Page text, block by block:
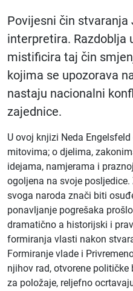
Povijesni čin
interpretira. Razdoblja
mistificira taj čin
kojima se upozorava
nastaju nacionalni
zajednice.
U ovoj knjizi Neda
mitovima; o djelima,
idejama, namjerama i
ogoljena na svoje
svoga naroda znači biti
ponavljanje pogrešaka
dramatično a historijski i
formiranja vlasti nakon
Formiranje vlade i
njihov rad, otvorene
za položaje, reljefno